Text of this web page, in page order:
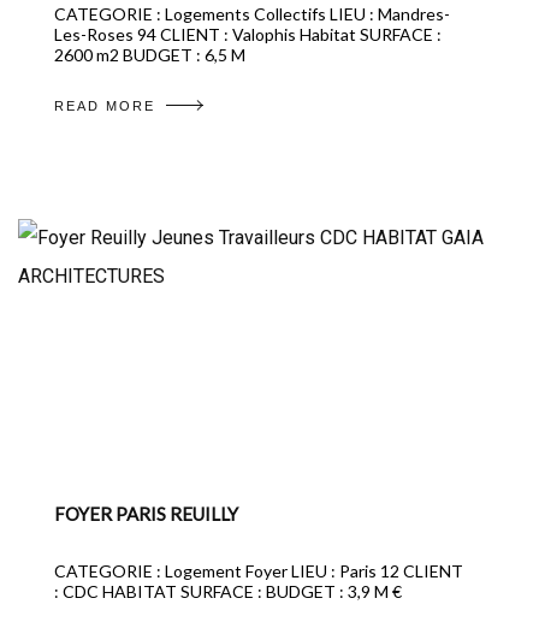
CATEGORIE : Logements Collectifs LIEU : Mandres-
Les-Roses 94 CLIENT : Valophis Habitat SURFACE :
2600 m2 BUDGET : 6,5 M
READ MORE
FOYER PARIS REUILLY
CATEGORIE : Logement Foyer LIEU : Paris 12 CLIENT
: CDC HABITAT SURFACE : BUDGET : 3,9 M €